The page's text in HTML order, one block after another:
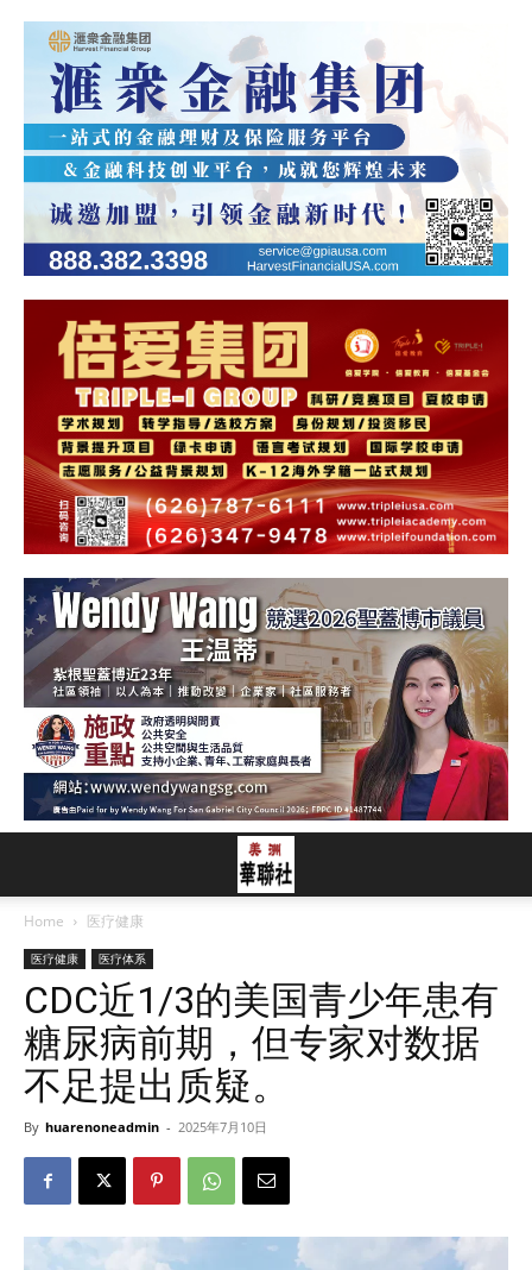
Home 医疗健康
医疗健康 医疗体系
CDC近1/3的美国青少年患有
糖尿病前期，但专家对数据
不足提出质疑。
By huarenoneadmin - 2025年7月10日